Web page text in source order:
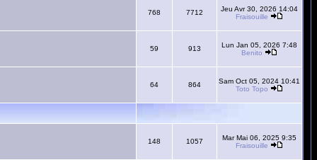
768 7712
Jeu Avr 30, 2026 14:04
Fraisouille
59 913
Lun Jan 05, 2026 7:48
Benito
64 864
Sam Oct 05, 2024 10:41
Toto Topo
148 1057
Mar Mai 06, 2025 9:35
Fraisouille